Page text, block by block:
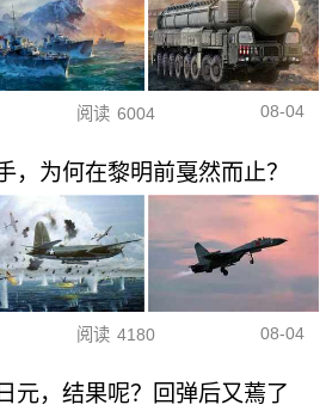
阅读 6004 08-04
，为何在黎明前戛然而止？
阅读 4180 08-04
元，结果呢？回弹后又蔫了